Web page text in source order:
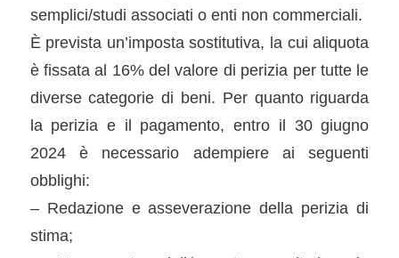
semplici/studi associati o enti non commerciali.
È prevista un’imposta sostitutiva, la cui aliquota
è fissata al 16% del valore di perizia per tutte le
diverse categorie di beni. Per quanto riguarda
la perizia e il pagamento, entro il 30 giugno
2024 è necessario adempiere ai seguenti
obblighi:
– Redazione e asseverazione della perizia di
stima;